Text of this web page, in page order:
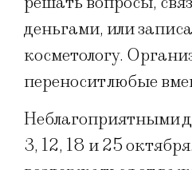
деньгами, или
косметологу.
переносит любые
Неблагоприятными
3, 12, 18 и 25